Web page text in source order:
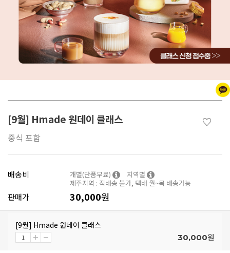
[9월] Hmade 원데이 클래스 ♡
중식 포함
배송비 개별(단품무료)
지역별
제주지역 : 직배송 불가, 택배 월~목 배송가능
판매가 30,000원
[9월] Hmade 원데이 클래스
30,000원